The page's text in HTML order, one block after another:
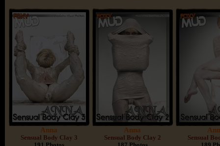
Anna
Sensual Body Clay 3
Anna
Sensual Body Clay 2
Sensual